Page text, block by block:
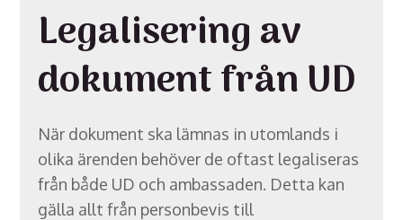
Legalisering av
dokument från UD
När dokument ska lämnas in utomlands i
olika ärenden behöver de oftast legaliseras
från både UD och ambassaden. Detta kan
gälla allt från personbevis till